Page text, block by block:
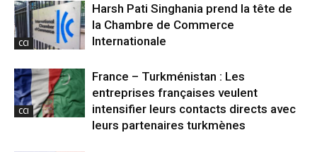
CCI
Harsh Pati Singhania prend la tête de
la Chambre de Commerce
Internationale
CCI
France – Turkménistan : Les
entreprises françaises veulent
intensifier leurs contacts directs avec
leurs partenaires turkmènes